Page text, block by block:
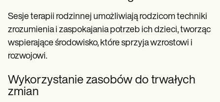
Sesje terapii rodzinnej umożliwiają rodzicom techniki
zrozumienia i zaspokajania potrzeb ich dzieci, tworząc
wspierające środowisko, które sprzyja wzrostowi i
rozwojowi.
Wykorzystanie zasobów do trwałych
zmian